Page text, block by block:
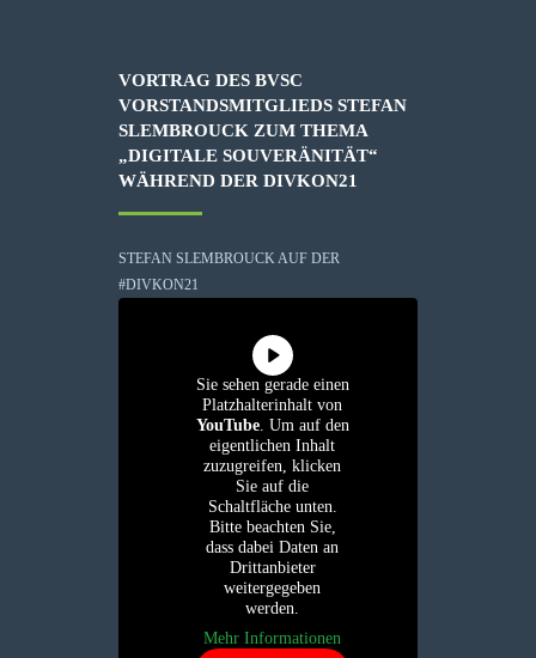
VORTRAG DES BVSC
VORSTANDSMITGLIEDS STEFAN
SLEMBROUCK ZUM THEMA
„DIGITALE SOUVERÄNITÄT“
WÄHREND DER DIVKON21
STEFAN SLEMBROUCK AUF DER
#DIVKON21
Sie sehen gerade einen
Platzhalterinhalt von
YouTube. Um auf den
eigentlichen Inhalt
zuzugreifen, klicken
Sie auf die
Schaltfläche unten.
Bitte beachten Sie,
dass dabei Daten an
Drittanbieter
weitergegeben
werden.
Mehr Informationen